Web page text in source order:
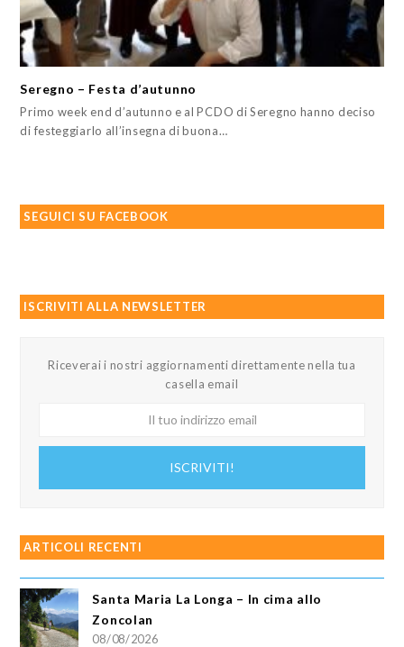
Seregno – Festa d’autunno
Primo week end d’autunno e al PCDO di Seregno hanno deciso
di festeggiarlo all’insegna di buona…
SEGUICI SU FACEBOOK
ISCRIVITI ALLA NEWSLETTER
Riceverai i nostri aggiornamenti direttamente nella tua
casella email
ISCRIVITI!
ARTICOLI RECENTI
Santa Maria La Longa – In cima allo
Zoncolan
08/08/2026